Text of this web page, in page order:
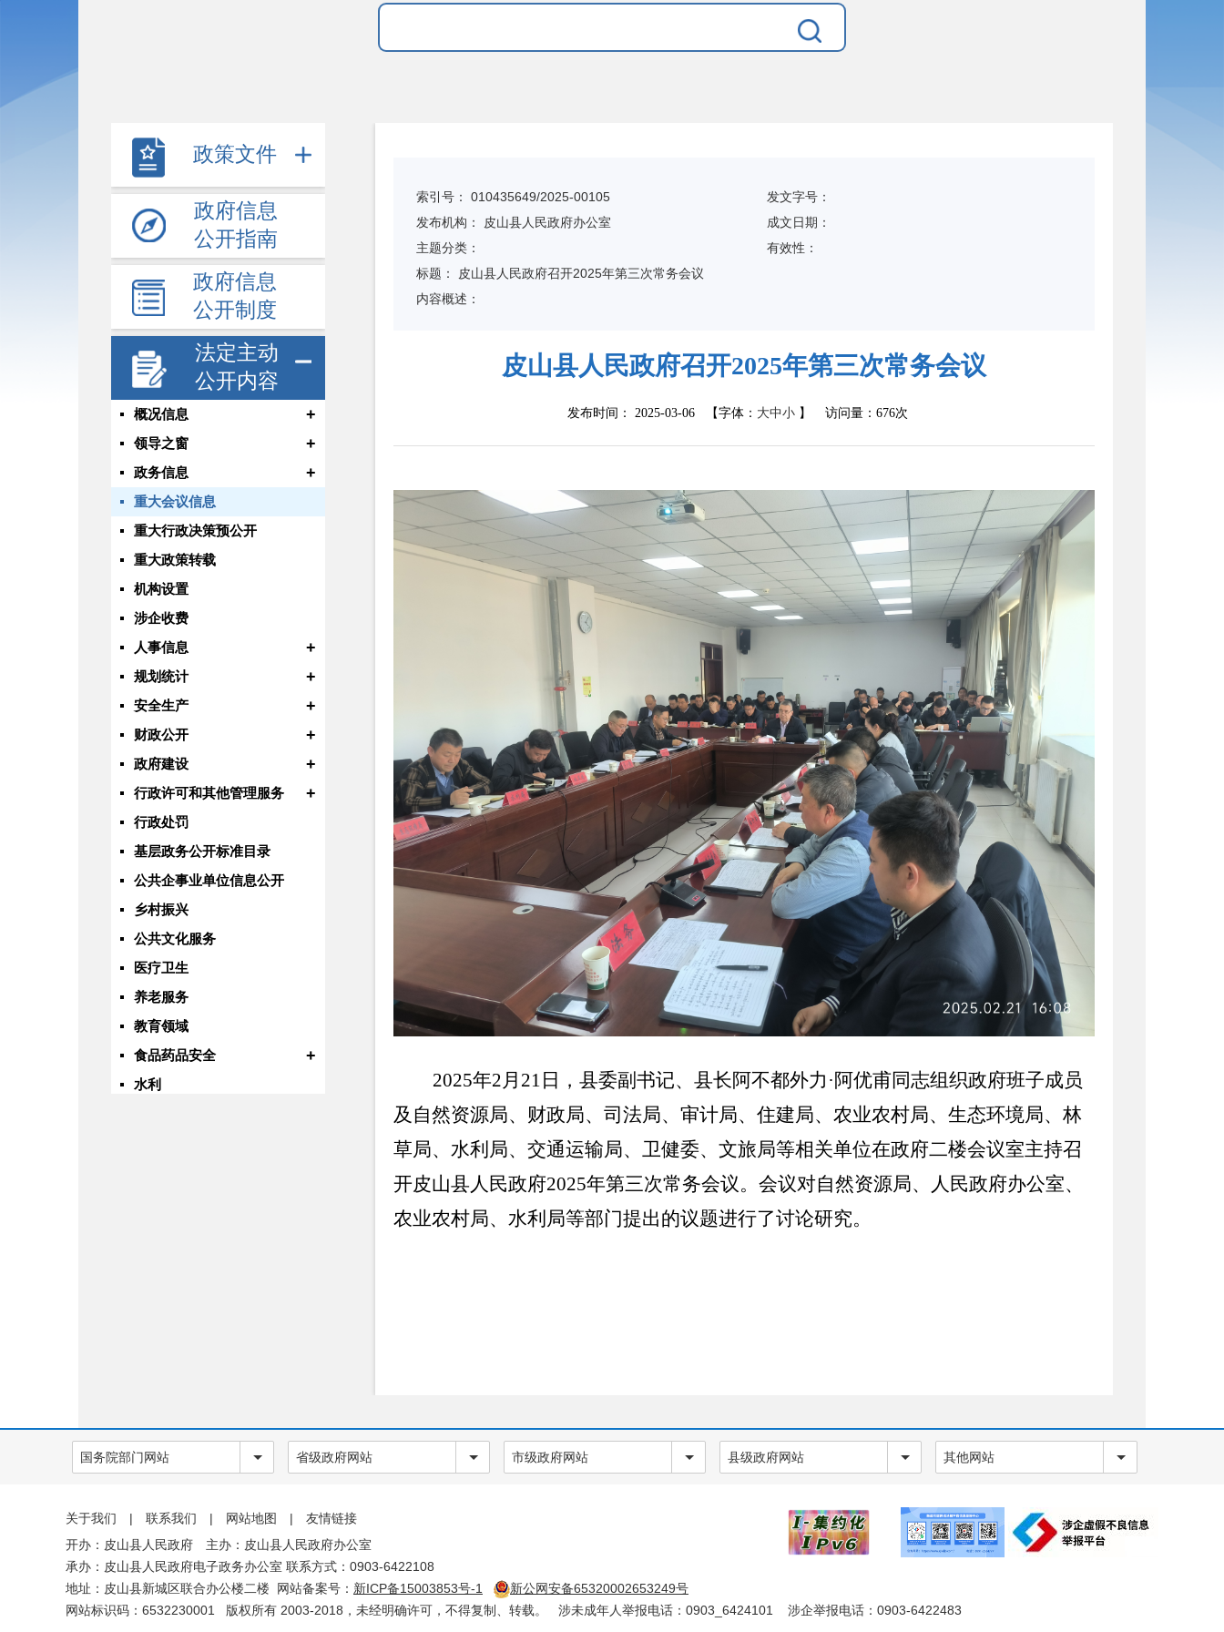
政策文件
政府信息
公开指南
政府信息
公开制度
法定主动
公开内容
概况信息 +
领导之窗 +
政务信息 +
重大会议信息
重大行政决策预公开
重大政策转载
机构设置
涉企收费
人事信息
+
规划统计 +
安全生产 +
财政公开 +
政府建设 +
行政许可和其他管理服务 +
行政处罚
基层政务公开标准目录
公共企事业单位信息公开
乡村振兴
公共文化服务
医疗卫生
养老服务
教育领域
食品药品安全
+
水利
网站工作
报表
依申请公
开
索引号： 010435649/2025-00105
发文字号：
发布机构：
皮山县人民政府办公室
成文日期：
主题分类：
有效性：
标题：
皮山县人民政府召开2025年第三次常务会议
内容概述：
皮山县人民政府召开2025年第三次常务会议
发布时间： 2025-03-06 【字体： 大中小】 访问量： 676次
2025年2月 21 日，县委副书记、县长阿不都外力·阿优甫同志组织政府班子成员
及自然资源局、财政局、司法局、审计局、住建局、农业农村局、生态环境局、林
草局、水利局、交通运输局、卫健委、文旅局等相关单位在政府二楼会议室主持召
开皮山县人民政府2025年第三次常务会议。会议对自然资源局、人民政府办公室、
农业农村局、水利局等部门提出的议题进行了讨论研究。
国务院部门网站 省级政府网站 市级政府网站 县级政府网站 其他网站
关于我们 | 联系我们 | 网站地图 |
友情链接
开办：皮山县人民政府 主办：皮山县人民政府办公室
承办：皮山县人民政府电子政务办公室 联系方式：0903-6422108
地址：皮山县新城区联合办公楼二楼 网站备案号： 新ICP备15003853号-1
新公网安备65320002653249号
网站标识码：6532230001
版权所有 2003-2018，未经明确许可，不得复制、转载。 涉未成年人举报电话：0903_6424101 涉企举报电话：0903-6422483